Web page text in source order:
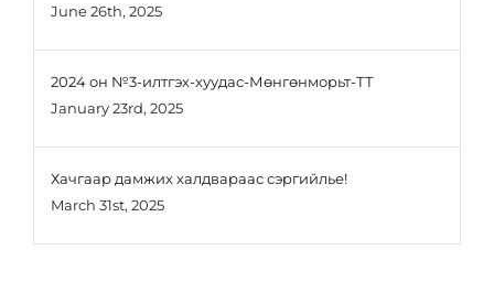
June 26th, 2025
2024 он №3-илтгэх-хуудас-Мөнгөнморьт-ТТ
January 23rd, 2025
Хачгаар дамжих халдвараас сэргийлье!
March 31st, 2025